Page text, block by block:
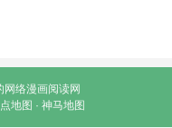
网络漫画阅读网
地图 · 神马地图